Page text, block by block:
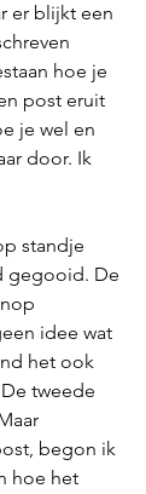
er blijkt een
hoe je
post eruit
je wel en
door. Ik
standje
gegooid. De
idee wat
het ook
tweede
begon ik
hoe het